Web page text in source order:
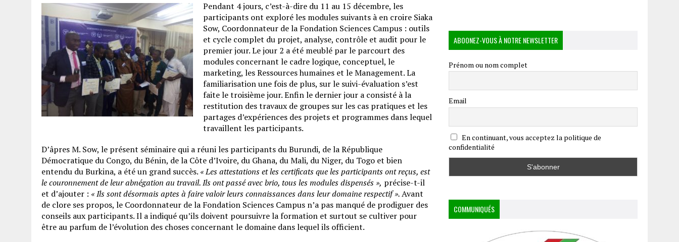
Pendant 4 jours, c’est-à-dire du 11 au 15 décembre, les
participants ont exploré les modules suivants à en croire Siaka
Sow, Coordonnateur de la Fondation Sciences Campus : outils
et cycle complet du projet, analyse, contrôle et audit pour le
premier jour. Le jour 2 a été meublé par le parcourt des
modules concernant le cadre logique, conceptuel, le
marketing, les Ressources humaines et le Management. La
familiarisation une fois de plus, sur le suivi-évaluation s’est
faite le troisième jour. Enfin le dernier jour a consisté à la
restitution des travaux de groupes sur les cas pratiques et les
partages d’expériences des projets et programmes dans lequel
travaillent les participants.
D’âpres M. Sow, le présent séminaire qui a réuni les participants du Burundi, de la République
Démocratique du Congo, du Bénin, de la Côte d’Ivoire, du Ghana, du Mali, du Niger, du Togo et bien
entendu du Burkina, a été un grand succès. « Les attestations et les certificats que les participants ont reçus, est
le couronnement de leur abnégation au travail. Ils ont passé avec brio, tous les modules dispensés », précise-t-il
et d’ajouter : « Ils sont désormais aptes à faire valoir leurs connaissances dans leur domaine respectif ».Avant
de clore ses propos, le Coordonnateur de la Fondation Sciences Campus n’a pas manqué de prodiguer des
conseils aux participants. Il a indiqué qu’ils doivent poursuivre la formation et surtout se cultiver pour
être au parfum de l’évolution des choses concernant le domaine dans lequel ils officient.
ABOONEZ-VOUS À NOTRE NEWSLETTER
Prénom ou nom complet
Email
En continuant, vous acceptez la politique de
confidentialité
COMMUNIQUÉS